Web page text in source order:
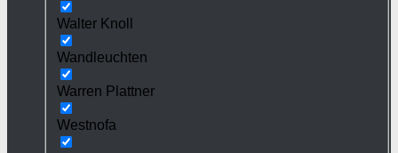
Walter Knoll
Wandleuchten
Warren Plattner
Westnofa